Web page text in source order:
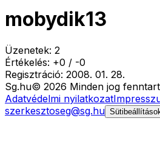
mobydik13
Üzenetek: 2
Értékelés: +0 / -0
Regisztráció: 2008. 01. 28.
Sg.hu© 2026 Minden jog
Adatvédelmi nyilatkozat
szerkesztoseg@sg.hu